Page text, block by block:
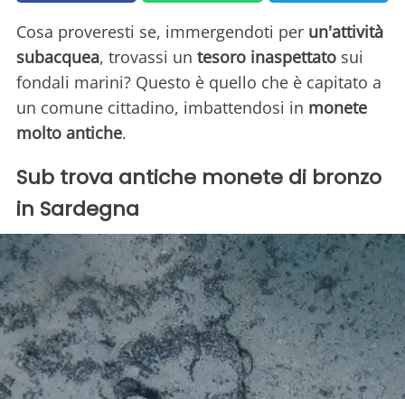
Cosa proveresti se, immergendoti per un'attività
subacquea, trovassi un tesoro inaspettato sui
fondali marini? Questo è quello che è capitato a
un comune cittadino, imbattendosi in monete
molto antiche.
Sub trova antiche monete di bronzo
in Sardegna